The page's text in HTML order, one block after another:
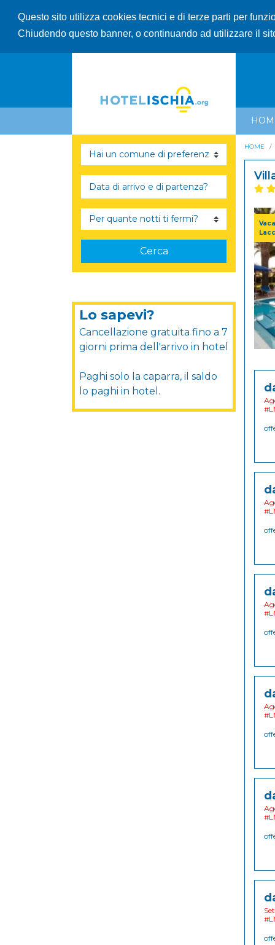
Questo sito utilizza cookies tecnici e di terze parti per
Chiudendo questo banner, o continuando ad utilizzare il
Cerca
Lo sapevi?
Cancellazione gratuita fino a 7
giorni prima dell'arrivo in hotel
Paghi solo la caparra, il saldo
lo paghi in hotel.
HOME